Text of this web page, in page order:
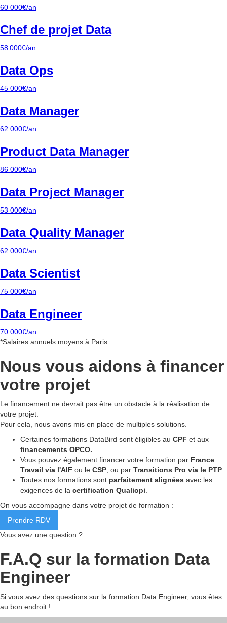
60 000€/an
Chef de projet Data
58 000€/an
Data Ops
45 000€/an
Data Manager
62 000€/an
Product Data Manager
86 000€/an
Data Project Manager
53 000€/an
Data Quality Manager
62 000€/an
Data Scientist
75 000€/an
Data Engineer
70 000€/an
*Salaires annuels moyens à Paris
Nous vous aidons à financer
votre projet
Le financement ne devrait pas être un obstacle à la réalisation de
votre projet.
Pour cela, nous avons mis en place de multiples solutions.
Certaines formations DataBird sont éligibles au CPF et aux
financements OPCO.
Vous pouvez également financer votre formation par France
Travail via l'AIF ou le CSP , ou par Transitions Pro via le PTP
Toutes nos formations sont parfaitement alignées avec les
exigences de la certification Qualiopi
On vous accompagne dans votre projet de formation :
Prendre RDV
Vous avez une question ?
F.A.Q sur la formation Data
Engineer
Si vous avez des questions sur la formation Data Engineer, vous êtes
au bon endroit !